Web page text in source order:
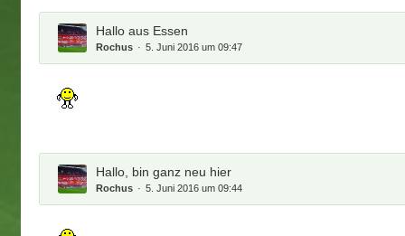
Hallo aus Essen
Rochus 5. Juni 2016 um 09:47
Hallo, bin ganz neu hier
Rochus 5. Juni 2016 um 09:44